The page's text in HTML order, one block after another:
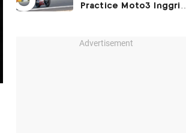
Practice Moto3 Inggris
Advertisement